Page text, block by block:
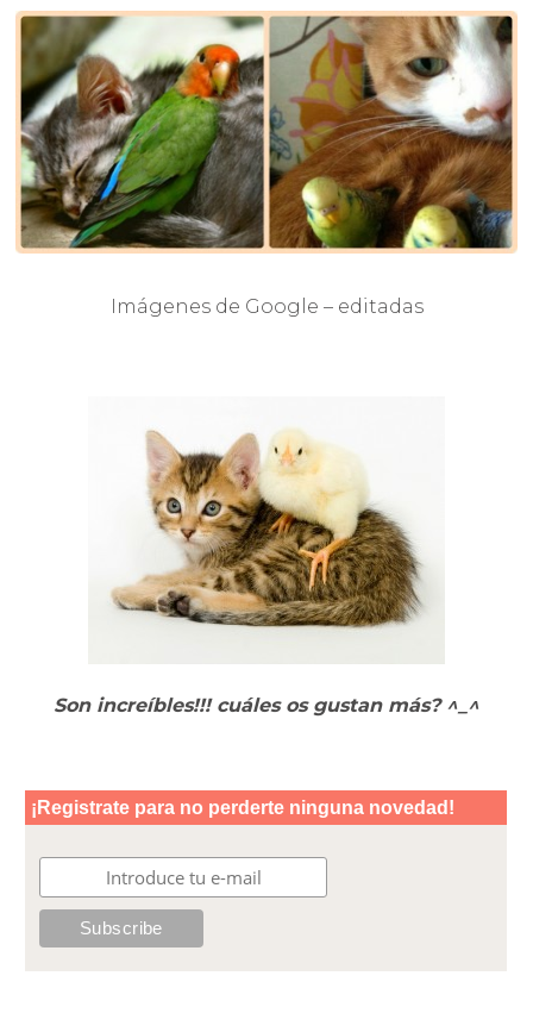
Imágenes de Google – editadas
Son increíbles!!! cuáles os gustan más? ^_^